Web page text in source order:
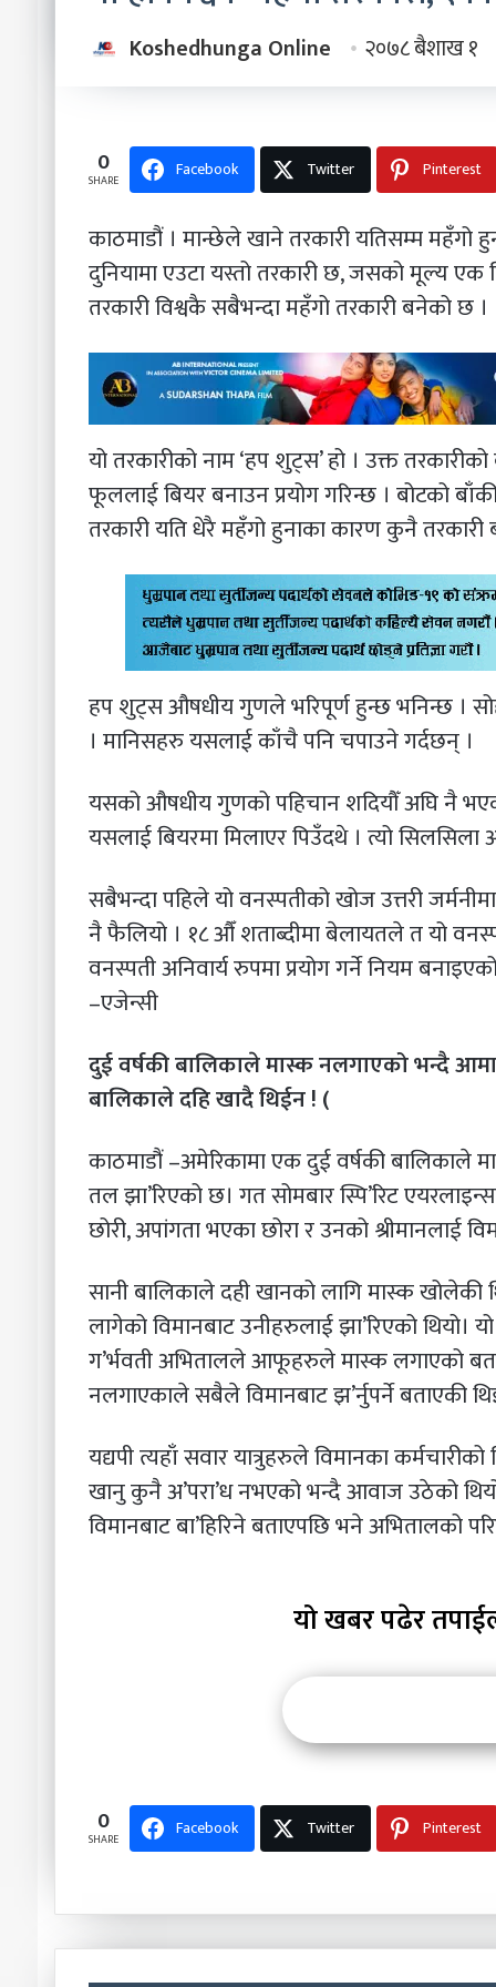
Koshedhunga Online २०७८ बैशाख १
0
SHARE Facebook Twitter Pinterest
काठमाडौं । मान्छेले खाने तरकारी यतिसम्म महँगो
दुनियामा एउटा यस्तो तरकारी छ, जसको मूल्य
तरकारी विश्वकै सबैभन्दा महँगो तरकारी बनेको छ ।
यो तरकारीको नाम ‘हप शुट्स’ हो । उक्त
फूललाई बियर बनाउन प्रयोग गरिन्छ । बोटको
तरकारी यति धेरै महँगो हुनाका कारण कुनै तरकारी
हप शुट्स औषधीय गुणले भरिपूर्ण हुन्छ भनिन्छ ।
। मानिसहरु यसलाई काँचै पनि चपाउने गर्दछन् ।
यसको औषधीय गुणको पहिचान शदियौँ अघि नै
यसलाई बियरमा मिलाएर पिउँदथे । त्यो
सबैभन्दा पहिले यो वनस्पतीको खोज उत्तरी
नै फैलियो । १८ औँ शताब्दीमा बेलायतले त यो
वनस्पती अनिवार्य रुपमा प्रयोग गर्ने नियम
–एजेन्सी
दुई वर्षकी बालिकाले मास्क नलगाएको भन्दै
बालिकाले दहि खादै थिईन ! (
काठमाडौं –अमेरिकामा एक दुई वर्षकी बालिकाले
तल झा’रिएको छ। गत सोमबार स्पि’रिट
छोरी, अपांगता भएका छोरा र उनको श्रीमानलाई
सानी बालिकाले दही खानको लागि मास्क खोलेकी
लागेको विमानबाट उनीहरुलाई झा’रिएको
ग’र्भवती अभितालले आफूहरुले मास्क लगाएको
नलगाएकाले सबैले विमानबाट झ’र्नुपर्ने बताएकी
यद्यपी त्यहाँ सवार यात्रुहरुले विमानका
खानु कुनै अ’परा’ध नभएको भन्दै आवाज उठेको
विमानबाट बा’हिरिने बताएपछि भने अभितालको
यो खबर पढेर
0
SHARE Facebook Twitter Pinterest